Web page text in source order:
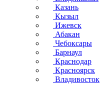
Казань
Кызыл
Ижевск
Абакан
Чебоксары
Барнаул
Краснодар
Красноярск
Владивосток